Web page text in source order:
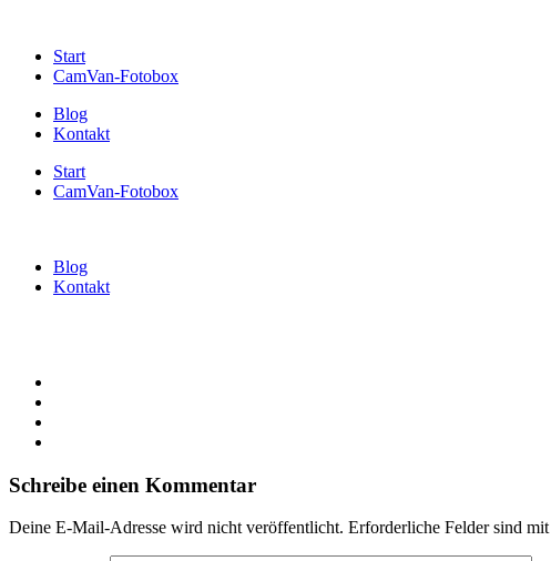
Start
CamVan-Fotobox
Blog
Kontakt
Start
CamVan-Fotobox
Blog
Kontakt
Schreibe einen Kommentar
Deine E-Mail-Adresse wird nicht veröffentlicht. Erforderliche Felder sind mit